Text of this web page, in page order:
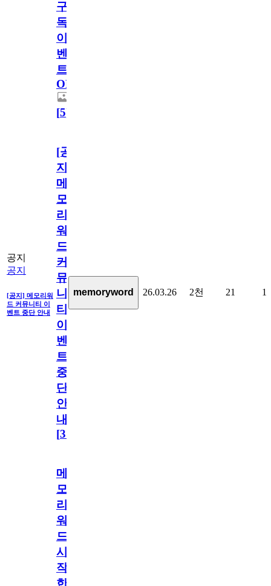
구
독
이
벤
트
OPEN!
[5]
공지
공지
[공지] 메모리워
드 커뮤니티 이
벤트 중단 안내
[공
지]
메
모
리
워
드
커
뮤
니
티
이
벤
트
중
단
안
내
[31
memoryword 26.03.26 2천 21 1
메
모
리
워
드
시
작
한